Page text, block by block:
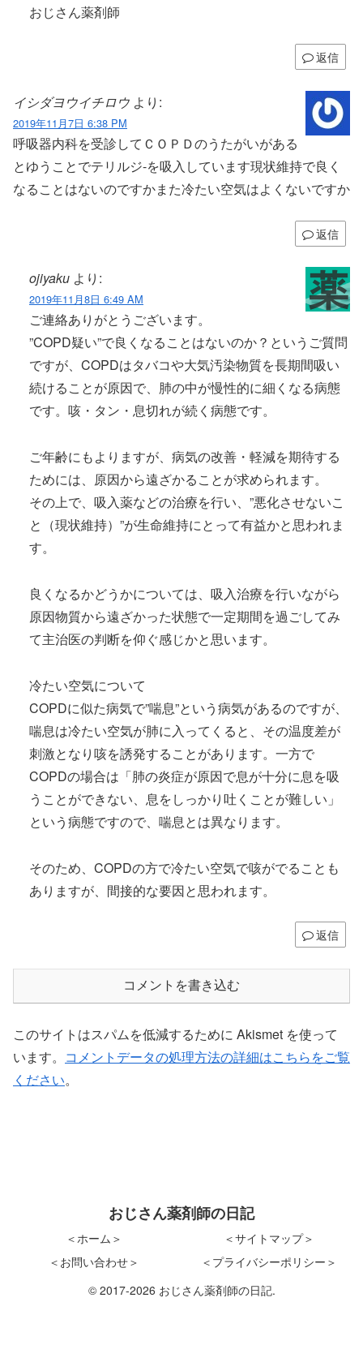
おじさん薬剤師
返信
イシダヨウイチロウ より:
2019年11月7日 6:38 PM
呼吸器内科を受診してＣＯＰＤのうたがいがある
とゆうことでテリルジ-を吸入しています現状維持で良く
なることはないのですかまた冷たい空気はよくないですか
返信
ojiyaku より:
2019年11月8日 6:49 AM
ご連絡ありがとうございます。
”COPD疑い”で良くなることはないのか？というご質問
ですが、COPDはタバコや大気汚染物質を長期間吸い
続けることが原因で、肺の中が慢性的に細くなる病態
です。咳・タン・息切れが続く病態です。
ご年齢にもよりますが、病気の改善・軽減を期待する
ためには、原因から遠ざかることが求められます。
その上で、吸入薬などの治療を行い、”悪化させないこ
と（現状維持）”が生命維持にとって有益かと思われま
す。
良くなるかどうかについては、吸入治療を行いながら
原因物質から遠ざかった状態で一定期間を過ごしてみ
て主治医の判断を仰ぐ感じかと思います。
冷たい空気について
COPDに似た病気で”喘息”という病気があるのですが、
喘息は冷たい空気が肺に入ってくると、その温度差が
刺激となり咳を誘発することがあります。一方で
COPDの場合は「肺の炎症が原因で息が十分に息を吸
うことができない、息をしっかり吐くことが難しい」
という病態ですので、喘息とは異なります。
そのため、COPDの方で冷たい空気で咳がでることも
ありますが、間接的な要因と思われます。
返信
コメントを書き込む
このサイトはスパムを低減するために Akismet を使って
います。 コメントデータの処理方法の詳細はこちらをご覧
ください。
おじさん薬剤師の日記
＜ホーム＞
＜サイトマップ＞
＜お問い合わせ＞
＜プライバシーポリシー＞
© 2017-2026 おじさん薬剤師の日記.